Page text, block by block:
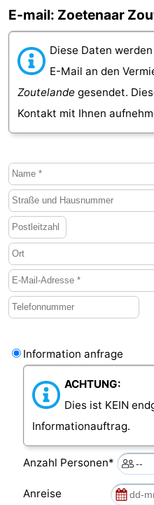
Natur
de
Mantelingen
-
Domburg
Westkapelle
Natur
bos
Vlissingen
-
Middelburg
Zeeuws-
Vlaanderen
-
Nieuwvliet
-
Sluis
-
Natur
Wetter
Kontakt
E-mail: Zoetenaar
Diese Daten
E-Mail an den
Zoutelande gesendet.
Kontakt mit Ihnen
Information anfrage
ACHTUNG:
Dies ist KEIN
Informationauftrag.
Anzahl Personen*
Anreise